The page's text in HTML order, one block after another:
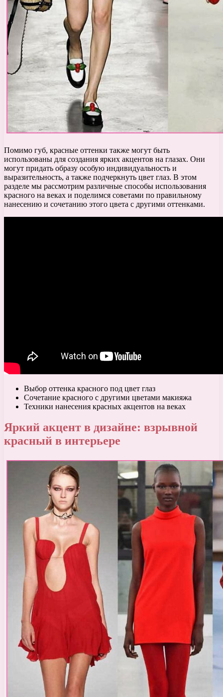
Помимо губ, красные оттенки также могут быть
использованы для создания ярких акцентов на глазах. Они
могут придать образу особую индивидуальность и
выразительность, а также подчеркнуть цвет глаз. В этом
разделе мы рассмотрим различные способы использования
красного на веках и поделимся советами по правильному
нанесению и сочетанию этого цвета с другими оттенками.
Выбор оттенка красного под цвет глаз
Сочетание красного с другими цветами макияжа
Техники нанесения красных акцентов на веках
Яркий акцент в дизайне: взрывной
красный в интерьере